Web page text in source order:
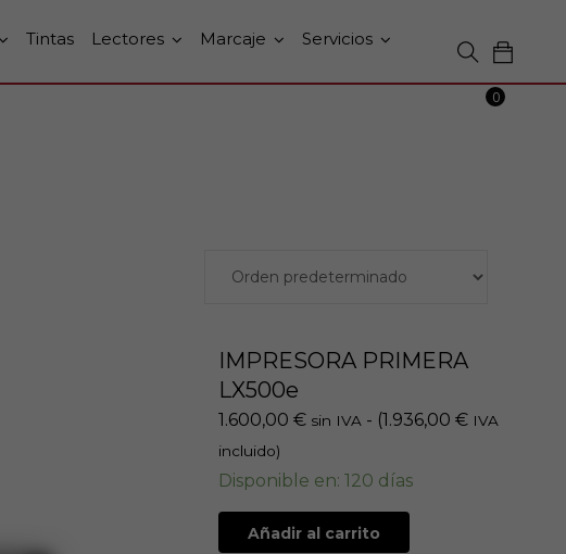
Tintas Lectores Marcaje Servicios
0
IMPRESORA PRIMERA
LX500e
1.600,00€ sin IVA - (1.936,00€ IVA
incluido)
Disponible en: 120 días
Añadir al carrito